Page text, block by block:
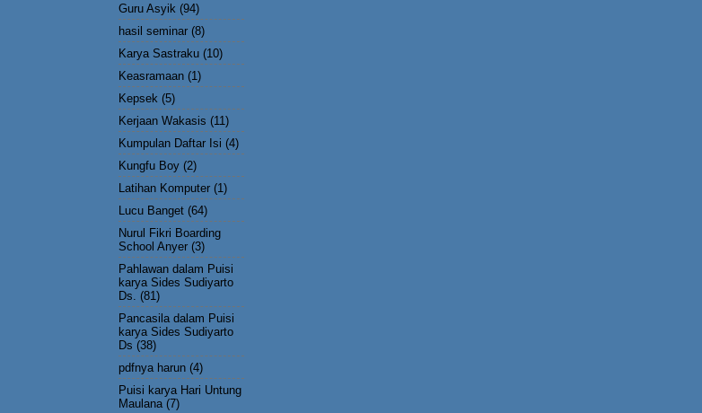
Guru Asyik (94)
hasil seminar (8)
Karya Sastraku (10)
Keasramaan (1)
Kepsek (5)
Kerjaan Wakasis (11)
Kumpulan Daftar Isi (4)
Kungfu Boy (2)
Latihan Komputer (1)
Lucu Banget (64)
Nurul Fikri Boarding
School Anyer (3)
Pahlawan dalam Puisi
karya Sides Sudiyarto
Ds. (81)
Pancasila dalam Puisi
karya Sides Sudiyarto
Ds (38)
pdfnya harun (4)
Puisi karya Hari Untung
Maulana (7)